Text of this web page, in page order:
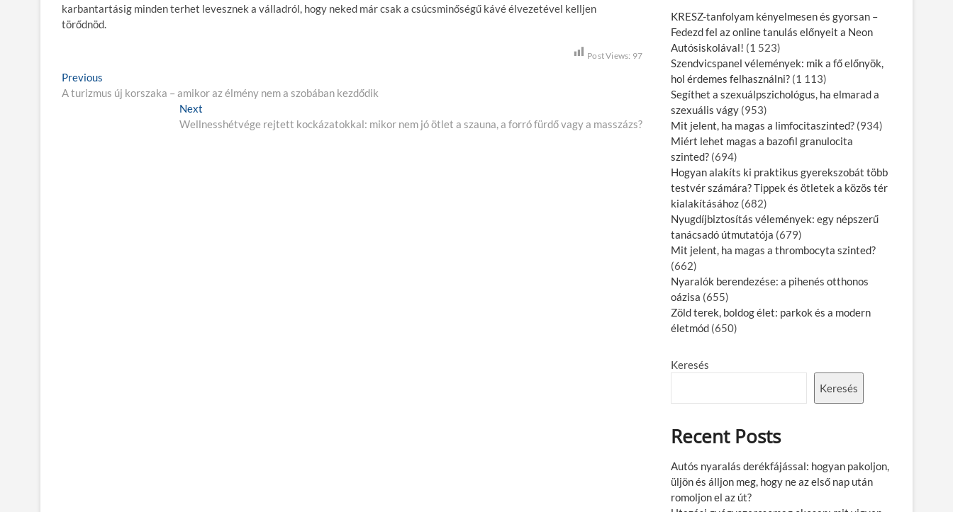
karbantartásig minden terhet levesznek a válladról, hogy neked már csak a csúcsminőségű kávé élvezetével kelljen
törődnöd.
Post Views: 97
B
e
Previous
r
A turizmus új korszaka – amikor az élmény nem a szobában kezdődik
Next
e
Wellnesshétvége rejtett kockázatokkal: mikor nem jó ötlet a szauna, a forró fürdő vagy a masszázs?
KRESZ-tanfolyam kényelmesen és gyorsan –
Fedezd fel az online tanulás előnyeit a Neon
Autósiskolával! (1 523)
Szendvicspanel vélemények: mik a fő előnyök,
hol érdemes felhasználni? (1 113)
Segíthet a szexuálpszichológus, ha elmarad a
szexuális vágy (953)
Mit jelent, ha magas a limfocitaszinted? (934)
Miért lehet magas a bazofil granulocita
szinted? (694)
Hogyan alakíts ki praktikus gyerekszobát több
testvér számára? Tippek és ötletek a közös tér
kialakításához (682)
Nyugdíjbiztosítás vélemények: egy népszerű
tanácsadó útmutatója (679)
Mit jelent, ha magas a thrombocyta szinted?
(662)
Nyaralók berendezése: a pihenés otthonos
oázisa (655)
Zöld terek, boldog élet: parkok és a modern
életmód (650)
Keresés
Keresés
Recent Posts
Autós nyaralás derékfájással: hogyan pakoljon,
üljön és álljon meg, hogy ne az első nap után
romoljon el az út?